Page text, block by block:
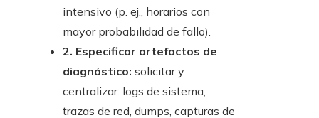
intensivo (p. ej., horarios con
mayor probabilidad de fallo).
2. Especificar artefactos de
diagnóstico: solicitar y
centralizar: logs de sistema,
trazas de red, dumps, capturas de